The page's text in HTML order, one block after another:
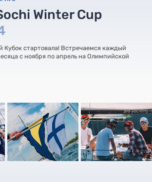
Winter Cup
Кубок стартовала! Встречаемся каждый
с ноября по апрель на Олимпийской